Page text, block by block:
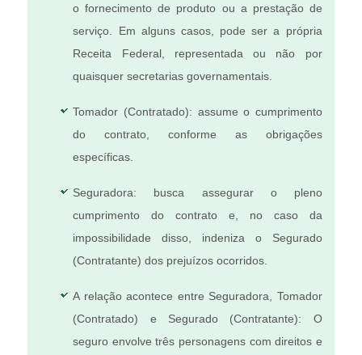
o fornecimento de produto ou a prestação de
serviço. Em alguns casos, pode ser a própria
Receita Federal, representada ou não por
quaisquer secretarias governamentais.
Tomador (Contratado): assume o cumprimento
do contrato, conforme as obrigações
específicas.
Seguradora: busca assegurar o pleno
cumprimento do contrato e, no caso da
impossibilidade disso, indeniza o Segurado
(Contratante) dos prejuízos ocorridos.
A relação acontece entre Seguradora, Tomador
(Contratado) e Segurado (Contratante): O
seguro envolve três personagens com direitos e